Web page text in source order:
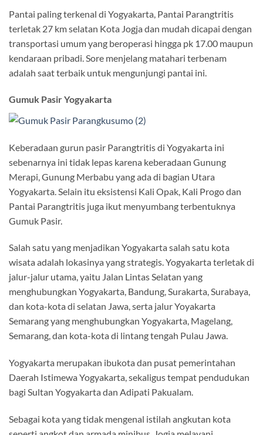
Pantai paling terkenal di Yogyakarta, Pantai Parangtritis
terletak 27 km selatan Kota Jogja dan mudah dicapai dengan
transportasi umum yang beroperasi hingga pk 17.00 maupun
kendaraan pribadi. Sore menjelang matahari terbenam
adalah saat terbaik untuk mengunjungi pantai ini.
Gumuk Pasir Yogyakarta
Keberadaan gurun pasir Parangtritis di Yogyakarta ini
sebenarnya ini tidak lepas karena keberadaan Gunung
Merapi, Gunung Merbabu yang ada di bagian Utara
Yogyakarta. Selain itu eksistensi Kali Opak, Kali Progo dan
Pantai Parangtritis juga ikut menyumbang terbentuknya
Gumuk Pasir.
Salah satu yang menjadikan Yogyakarta salah satu kota
wisata adalah lokasinya yang strategis. Yogyakarta terletak di
jalur-jalur utama, yaitu Jalan Lintas Selatan yang
menghubungkan Yogyakarta, Bandung, Surakarta, Surabaya,
dan kota-kota di selatan Jawa, serta jalur Yoyakarta
Semarang yang menghubungkan Yogyakarta, Magelang,
Semarang, dan kota-kota di lintang tengah Pulau Jawa.
Yogyakarta merupakan ibukota dan pusat pemerintahan
Daerah Istimewa Yogyakarta, sekaligus tempat pendudukan
bagi Sultan Yogyakarta dan Adipati Pakualam.
Sebagai kota yang tidak mengenal istilah angkutan kota